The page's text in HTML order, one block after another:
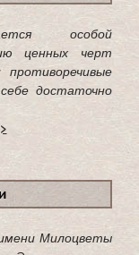
особой
ценных черт
достаточно
Милоцветы